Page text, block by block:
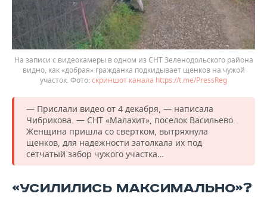
На записи с видеокамеры в одном из СНТ Зеленодольского района
видно, как «добрая» гражданка подкидывает щенков на чужой
участок.
скриншот канала https://t.me/PressReg
— Прислали видео от 4 декабря, — написала
Чибрикова. — СНТ «Малахит», поселок Васильево.
Женщина пришла со свертком, вытряхнула
щенков, для надежности затолкала их под
сетчатый забор чужого участка…
«УСИЛИЛИСЬ МАКСИМАЛЬНО»?